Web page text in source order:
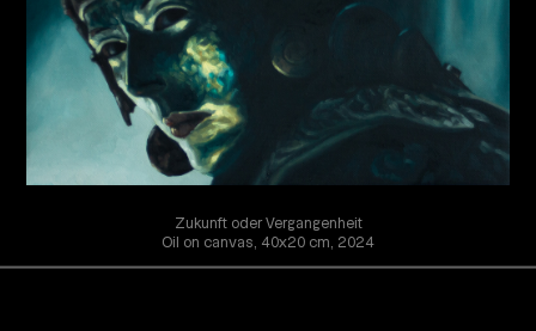
Zukunft oder Vergangenheit
Oil on canvas, 40x20 cm, 2024